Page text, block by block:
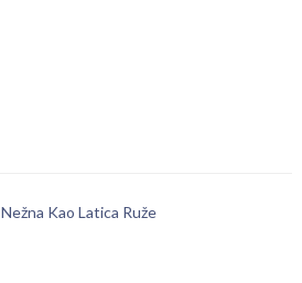
Nežna Kao Latica Ruže